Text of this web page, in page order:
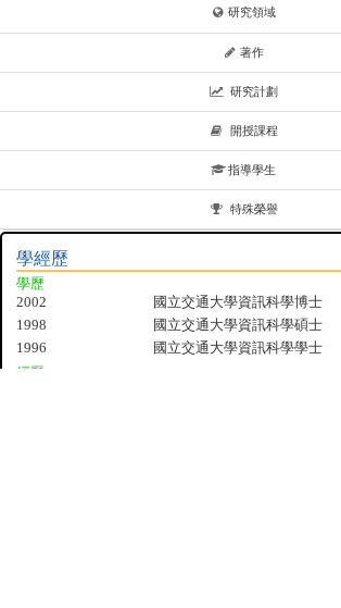
研究領域
著作
研究計劃
開授課程
指導學生
特殊榮譽
學經歷
學歷
2002
國立交通大學資訊科學博士
1998
國立交通大學資訊科學碩士
1996
國立交通大學資訊科學學士
經歷